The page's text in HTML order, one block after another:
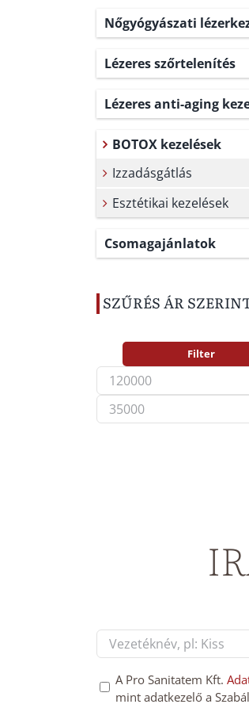
Nőgyógyászati
Lézeres szőrtelenítés
Lézeres anti-aging
BOTOX kezelések
Izzadásgátlás
Esztétikai kezelések
Csomagajánlatok
SZŰRÉS ÁR
Filter
Név
*
GDPT
hozzájárulás
A Pro Sanitatem Kft.
mint adatkezelő a